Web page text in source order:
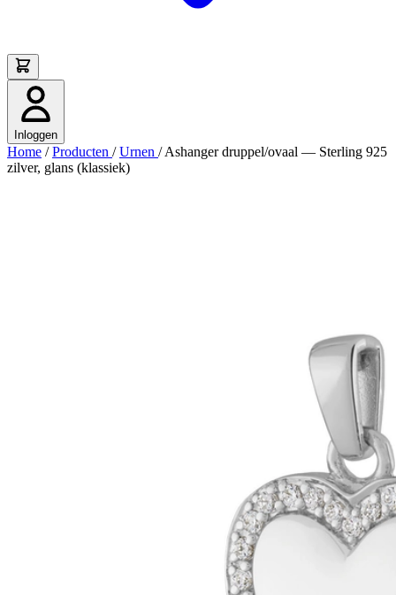
Inloggen
Home / Producten / Urnen / Ashanger druppel/ovaal — Sterling 925
zilver, glans (klassiek)